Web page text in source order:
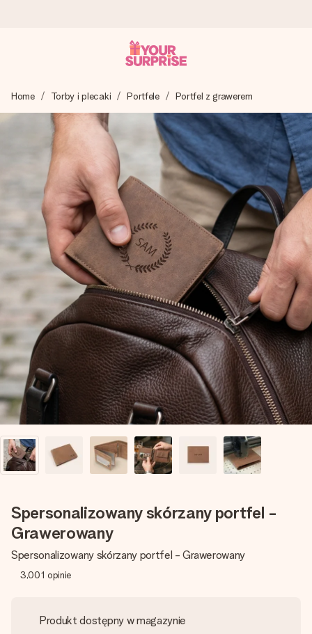
Tworzymy Twój prezent z troską i wysyłamy go w mgnieniu
oka – dzięki czemu możesz go dać dokładnie we
właściwym momencie, kiedy ma to największe znaczenie
4,7 (na podstawie +15 000 opinii)
Nasze prezenty inspirują. Klienci oceniają nas na 4,7 w
Google Reviews.
Darmowy bilecik z życzeniami
Stwórz coś wyjątkowego w zaledwie kilku krokach – z jej
imieniem, swoim zdjęciem lub wiadomością, która naprawdę
poruszy serce. Bez problemu, po prostu ogrom miłości na
tę chwilę.
Home Torby i plecaki Portfele Portfel z grawerem
Spersonalizowany skórzany portfel -
Grawerowany
Spersonalizowany skórzany portfel - Grawerowany
3,001 opinie
Produkt dostępny w magazynie